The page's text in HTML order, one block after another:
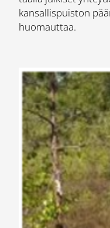
kansallispuiston
huomauttaa.